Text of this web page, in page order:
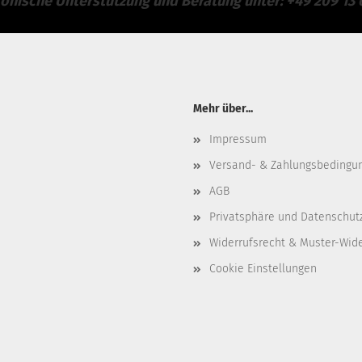
Mehr über...
Impressum
Versand- &
AGB
Privatsphäre und
Widerrufsrecht & Muster-
Cookie Einstellungen